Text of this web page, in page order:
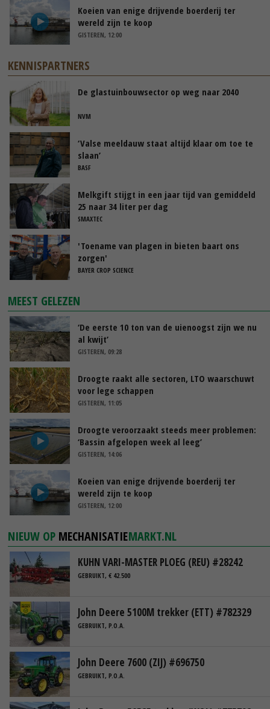
Koeien van enige drijvende boerderij ter
wereld zijn te koop
GISTEREN, 12:00
KENNISPARTNERS
De glastuinbouwsector op weg naar 2040
NVM
‘Valse meeldauw staat altijd klaar om toe te
slaan’
BASF
Melkgift stijgt in een jaar tijd van gemiddeld
25 naar 34 liter per dag
SMAXTEC
'Toename van plagen in bieten baart ons
zorgen'
BAYER CROP SCIENCE
MEEST GELEZEN
‘De eerste 10 ton van de uienoogst zijn we nu
al kwijt’
GISTEREN, 09:28
Droogte raakt alle sectoren, LTO waarschuwt
voor lege schappen
GISTEREN, 11:05
Droogte veroorzaakt steeds meer problemen:
‘Bassin afgelopen week al leeg’
GISTEREN, 14:06
Koeien van enige drijvende boerderij ter
wereld zijn te koop
GISTEREN, 12:00
NIEUW OP MECHANISATIEMARKT.NL
KUHN VARI-MASTER PLOEG (REU) #28242
GEBRUIKT, € 42.500
John Deere 5100M trekker (ETT) #782329
GEBRUIKT, P.O.A.
John Deere 7600 (ZIJ) #696750
GEBRUIKT, P.O.A.